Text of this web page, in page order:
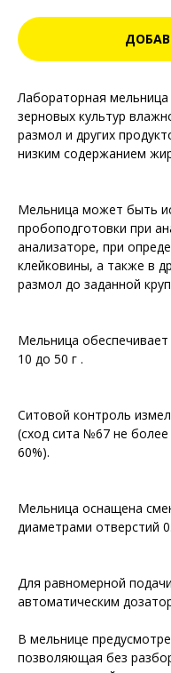
Лабораторная
зерновых культур
размол и других
низким содержанием
Мельница может быть
пробоподготовки при
анализаторе, при
клейковины, а также в
размол до заданной
Мельница
10 до 50 г .
Ситовой контроль
(сход сита №67 не
60%).
Мельница оснащена
диаметрами отверстий
Для равномерной
автоматическим
В мельнице
позволяющая без